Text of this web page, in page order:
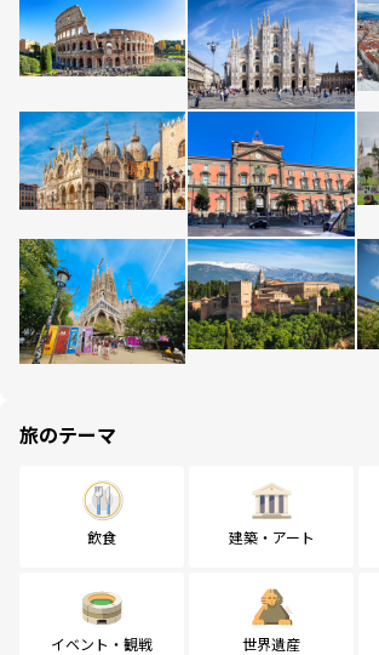
旅のテーマ
飲食 建築・アート
イベント・観戦 世界遺産